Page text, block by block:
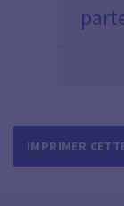
IMPRIMER